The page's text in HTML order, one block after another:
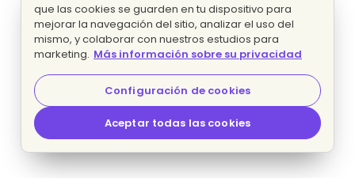
que las cookies se guarden en tu dispositivo para
mejorar la navegación del sitio, analizar el uso del
mismo, y colaborar con nuestros estudios para
marketing. Más información sobre su privacidad
Configuración de cookies
Aceptar todas las cookies